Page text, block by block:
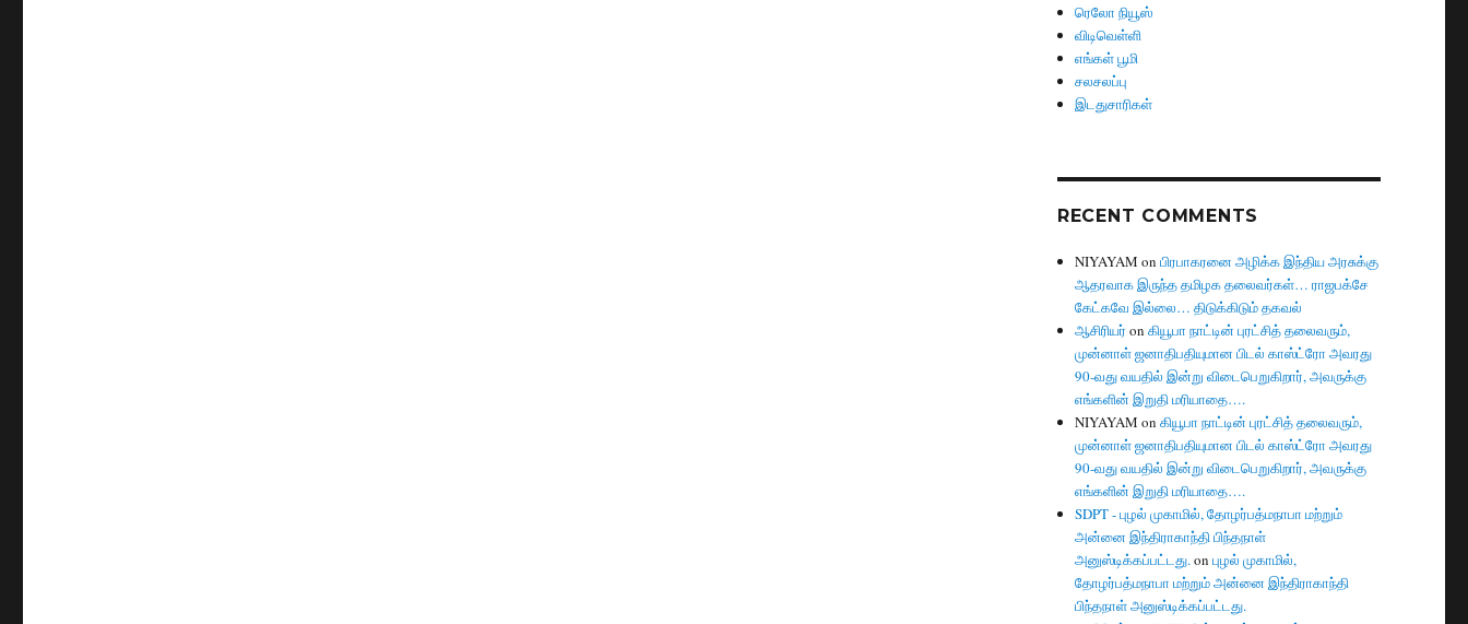
ரெலோ நியூஸ்
விடிவெள்ளி
எங்கள் பூமி
சலசலப்பு
இடதுசாரிகள்
RECENT COMMENTS
NIYAYAM onபிரபாகரனை அழிக்க இந்திய அரசுக்கு
ஆதரவாக இருந்த தமிழக தலைவர்கள்… ராஜபக்சே
கேட்கவே இல்லை… திடுக்கிடும் தகவல்
ஆசிரியர் onகியூபா நாட்டின் புரட்சித் தலைவரும்,
முன்னாள் ஜனாதிபதியுமான பிடல் காஸ்ட்ரோ அவரது
90-வது வயதில் இன்று விடைபெறுகிறார், அவருக்கு
எங்களின் இறுதி மரியாதை….
NIYAYAM onகியூபா நாட்டின் புரட்சித் தலைவரும்,
முன்னாள் ஜனாதிபதியுமான பிடல் காஸ்ட்ரோ அவரது
90-வது வயதில் இன்று விடைபெறுகிறார், அவருக்கு
எங்களின் இறுதி மரியாதை….
SDPT - புழல் முகாமில், தோழர்பத்மநாபா மற்றும்
அன்னை இந்திராகாந்தி பிந்தநாள்
அனுஸ்டிக்கப்பட்டது.onபுழல் முகாமில்,
தோழர்பத்மநாபா மற்றும் அன்னை இந்திராகாந்தி
பிந்தநாள் அனுஸ்டிக்கப்பட்டது.